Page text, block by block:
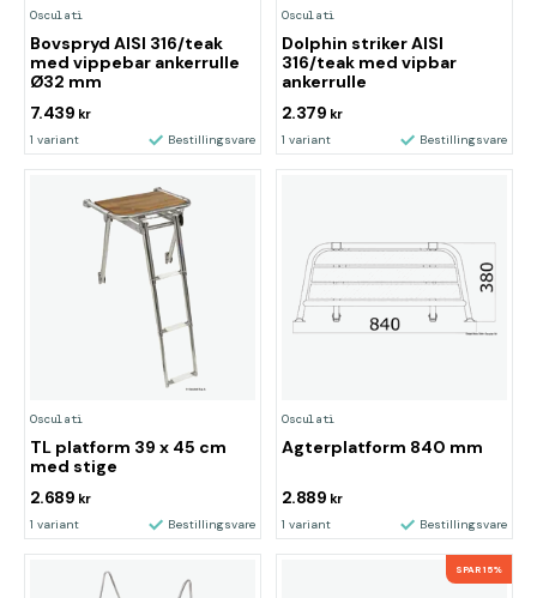
Osculati
Bovspryd AISI 316/teak
med vippebar ankerrulle
Ø32 mm
7.439 kr
1 variant Bestillingsvare
Osculati
Dolphin striker AISI
316/teak med vipbar
ankerrulle
2.379 kr
1 variant Bestillingsvare
Osculati
TL platform 39 x 45 cm
med stige
2.689 kr
1 variant Bestillingsvare
Osculati
Agterplatform 840 mm
2.889 kr
1 variant Bestillingsvare
SPAR 15%